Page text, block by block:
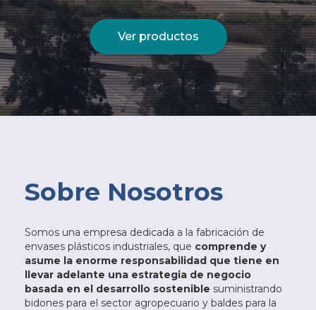
Ver productos
Sobre Nosotros
Somos una empresa dedicada a la fabricación de
envases plásticos industriales, que comprende y
asume la enorme responsabilidad que tiene en
llevar adelante una estrategia de negocio
basada en el desarrollo sostenible suministrando
bidones para el sector agropecuario y baldes para la